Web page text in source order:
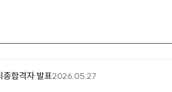
합격자 발표2026.05.27